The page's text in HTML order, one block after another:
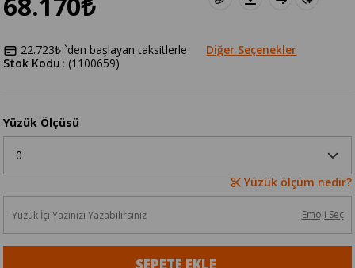
22.723₺ `den başlayan taksitlerle
Diğer Seçenekler
(1100659)
Stok Kodu
Yüzük Ölçüsü
Yüzük ölçüm nedir?
Emoji Seç